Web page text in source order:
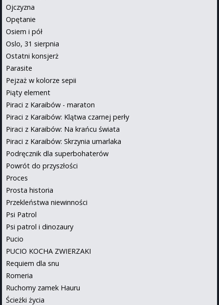
Ojczyzna
Opętanie
Osiem i pół
Oslo, 31 sierpnia
Ostatni konsjerż
Parasite
Pejzaż w kolorze sepii
Piąty element
Piraci z Karaibów - maraton
Piraci z Karaibów: Klątwa czarnej perły
Piraci z Karaibów: Na krańcu świata
Piraci z Karaibów: Skrzynia umarlaka
Podręcznik dla superbohaterów
Powrót do przyszłości
Proces
Prosta historia
Przekleństwa niewinności
Psi Patrol
Psi patrol i dinozaury
Pucio
PUCIO KOCHA ZWIERZAKI
Requiem dla snu
Romeria
Ruchomy zamek Hauru
Ścieżki życia